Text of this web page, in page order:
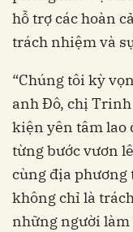
hỗ trợ các hoàn
trách nhiệm và
“Chúng tôi kỳ
anh Đô, chị
kiện yên tâm lao
từng bước vươn
cùng địa phương
không chỉ là
những người làm